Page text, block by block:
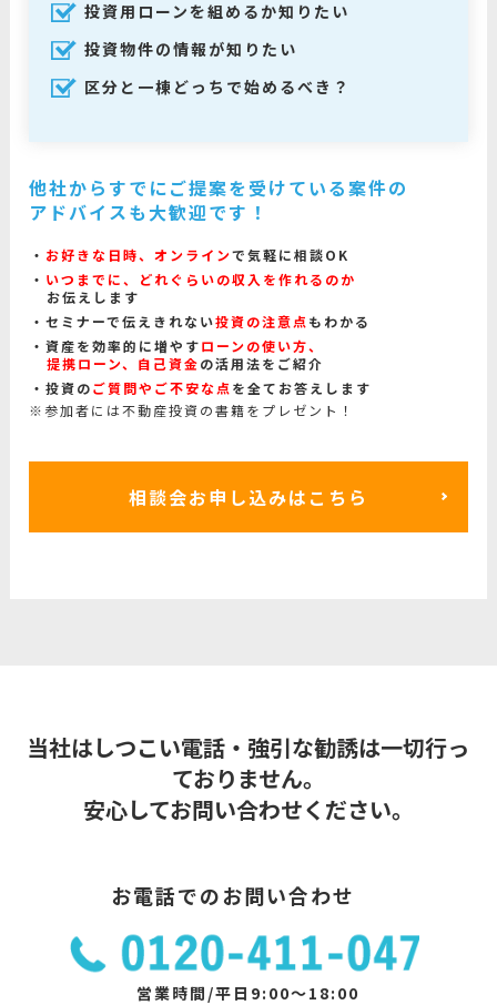
投資用ローンを組めるか知りたい
投資物件の情報が知りたい
区分と一棟どっちで始めるべき？
他社からすでにご提案を受けている案件の
アドバイスも大歓迎です！
お好きな日時、オンラインで気軽に相談OK
いつまでに、どれぐらいの収入を作れるのか
お伝えします
セミナーで伝えきれない投資の注意点もわかる
資産を効率的に増やすローンの使い方、
提携ローン、自己資金の活用法をご紹介
投資のご質問やご不安な点を全てお答えします
※参加者には不動産投資の書籍をプレゼント！
相談会お申し込みはこちら
当社はしつこい電話・強引な勧誘は一切行っ
ておりません。
安心してお問い合わせください。
お電話でのお問い合わせ
営業時間/平日9:00～18:00